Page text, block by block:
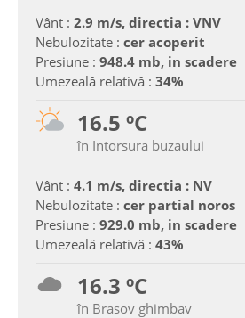
Vânt : 2.9 m/s, directia : VNV
Nebulozitate : cer acoperit
Presiune : 948.4 mb, in scadere
Umezeală relativă : 34%
16.5 ºC
în Intorsura buzaului
Vânt : 4.1 m/s, directia : NV
Nebulozitate : cer partial noros
Presiune : 929.0 mb, in scadere
Umezeală relativă : 43%
16.3 ºC
în Brasov ghimbav